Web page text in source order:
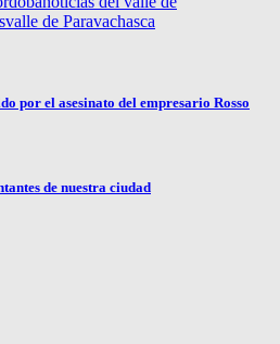
valle de Paravachasca
por el asesinato del empresario Rosso
de nuestra ciudad